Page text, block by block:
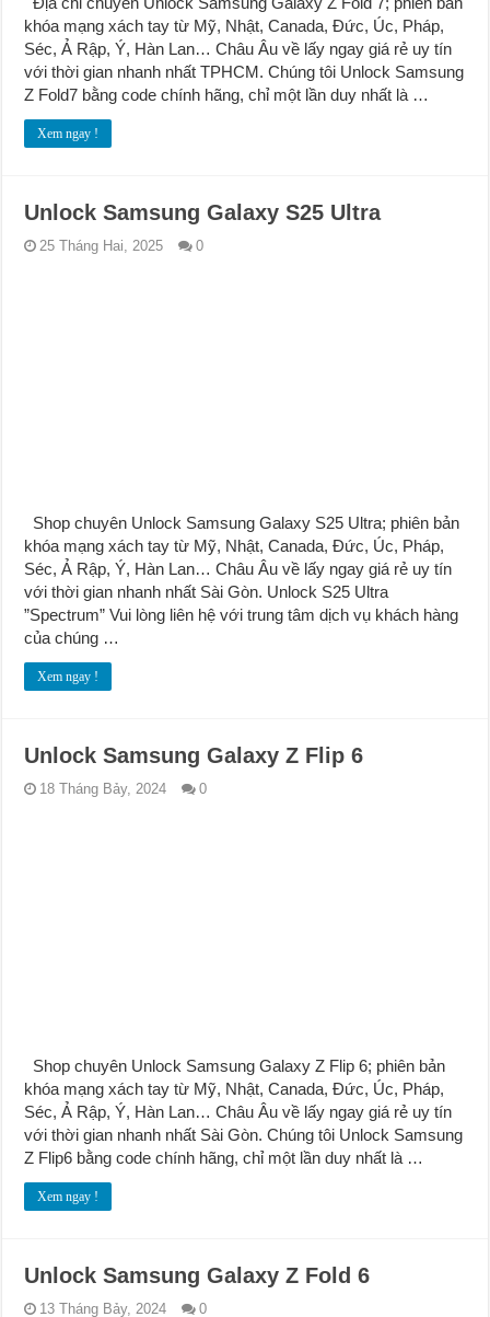
khóa mạng xách tay từ Mỹ, Nhật, Canada, Đức, Úc, Pháp,
Séc, Ả Rập, Ý, Hàn Lan… Châu Âu về lấy ngay giá rẻ uy tín
với thời gian nhanh nhất TPHCM. Chúng tôi Unlock Samsung
Z Fold7 bằng code chính hãng, chỉ một lần duy nhất là …
Xem ngay !
Unlock Samsung Galaxy S25 Ultra
25 Tháng Hai, 2025 0
Shop chuyên Unlock Samsung Galaxy S25 Ultra; phiên bản
khóa mạng xách tay từ Mỹ, Nhật, Canada, Đức, Úc, Pháp,
Séc, Ả Rập, Ý, Hàn Lan… Châu Âu về lấy ngay giá rẻ uy tín
với thời gian nhanh nhất Sài Gòn. Unlock S25 Ultra
”Spectrum” Vui lòng liên hệ với trung tâm dịch vụ khách hàng
của chúng …
Xem ngay !
Unlock Samsung Galaxy Z Flip 6
18 Tháng Bảy, 2024 0
Shop chuyên Unlock Samsung Galaxy Z Flip 6; phiên bản
khóa mạng xách tay từ Mỹ, Nhật, Canada, Đức, Úc, Pháp,
Séc, Ả Rập, Ý, Hàn Lan… Châu Âu về lấy ngay giá rẻ uy tín
với thời gian nhanh nhất Sài Gòn. Chúng tôi Unlock Samsung
Z Flip6 bằng code chính hãng, chỉ một lần duy nhất là …
Xem ngay !
Unlock Samsung Galaxy Z Fold 6
13 Tháng Bảy, 2024 0